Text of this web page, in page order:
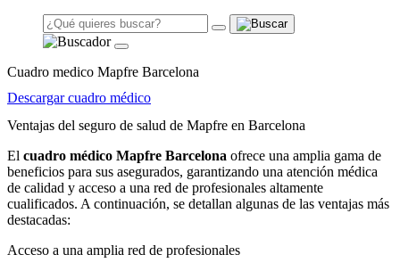
Cuadro medico Mapfre Barcelona
Descargar cuadro médico
Ventajas del seguro de salud de Mapfre en Barcelona
El cuadro médico Mapfre Barcelona ofrece una amplia gama de
beneficios para sus asegurados, garantizando una atención médica
de calidad y acceso a una red de profesionales altamente
cualificados. A continuación, se detallan algunas de las ventajas más
destacadas:
Acceso a una amplia red de profesionales